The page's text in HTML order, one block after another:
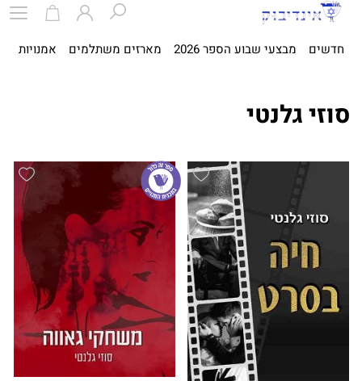
חדשים מבצעי שבוע הספר 2026 מארזים משתלמים אמנויות
סוזי גלנטי